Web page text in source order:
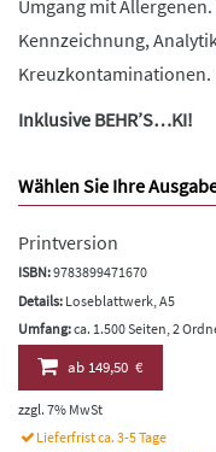
Umgang mit
Kennzeichnung,
Inklusive BEHR’S…KI!
Wählen Sie Ihre
Printversion
ISBN:9783899471670
Details: Loseblattwerk, A5
Umfang:ca. 1.500 Seiten, 2
ab149,50 €
zzgl. 7% MwSt
Lieferfrist ca. 3-5 Tage